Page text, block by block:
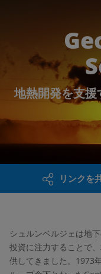
地熱開発を支
リンクを
シュルンベルジェは地
投資に注力することで
供してきました。1973